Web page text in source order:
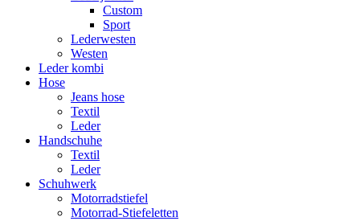
Custom
Sport
Lederwesten
Westen
Leder kombi
Hose
Jeans hose
Textil
Leder
Handschuhe
Textil
Leder
Schuhwerk
Motorradstiefel
Motorrad-Stiefeletten